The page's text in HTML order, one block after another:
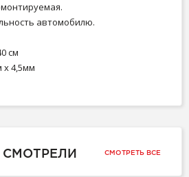
автомобилю.
100 х 40 см
х 4,5мм
СМОТРЕТЬ ВСЕ